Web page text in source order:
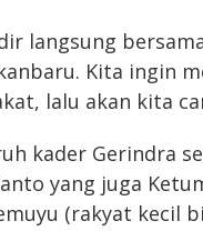
langsung
Kita ingin
lalu akan kita
kader Gerindra
yang juga
(rakyat kecil